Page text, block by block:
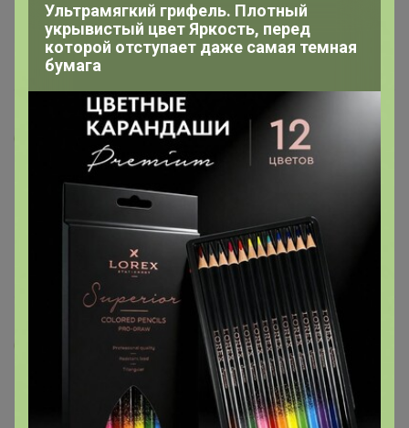
Оригинальный, стильный флакончик!
5 июля, 2024 21:18
Анастасийка
5 июля, 2024 14:14
Ультрамягкий грифель. Плотный
укрывистый цвет Яркость, перед
которой отступает даже самая темная
бумага